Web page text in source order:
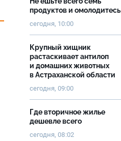
продуктов и омолодитесь
сегодня, 10:00
Крупный хищник
растаскивает антилоп
и домашних животных
в Астраханской области
сегодня, 09:00
Где вторичное жилье
дешевле всего
сегодня, 08:02